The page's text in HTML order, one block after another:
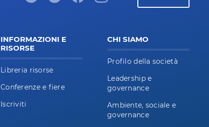
INFORMAZIONI E
RISORSE
Libreria risorse
Conferenze e fiere
Iscriviti
CHI SIAMO
Profilo della società
Leadership e
governance
Ambiente, sociale e
governance